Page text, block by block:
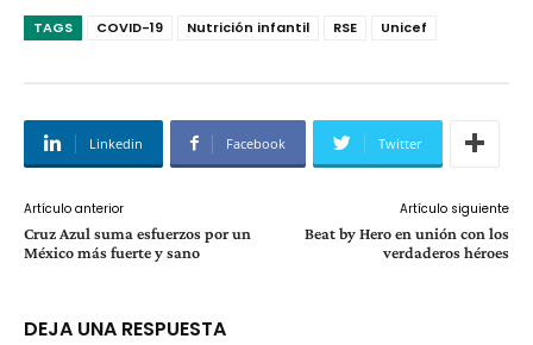
TAGS COVID-19 Nutrición infantil RSE Unicef
Linkedin Facebook Twitter
Artículo anterior
Cruz Azul suma esfuerzos por un
México más fuerte y sano
Artículo siguiente
Beat by Hero en unión con los
verdaderos héroes
DEJA UNA RESPUESTA